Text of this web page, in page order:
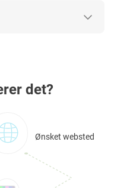
det?
Ønsket websted